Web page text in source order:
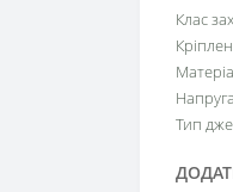
Клас
Тип